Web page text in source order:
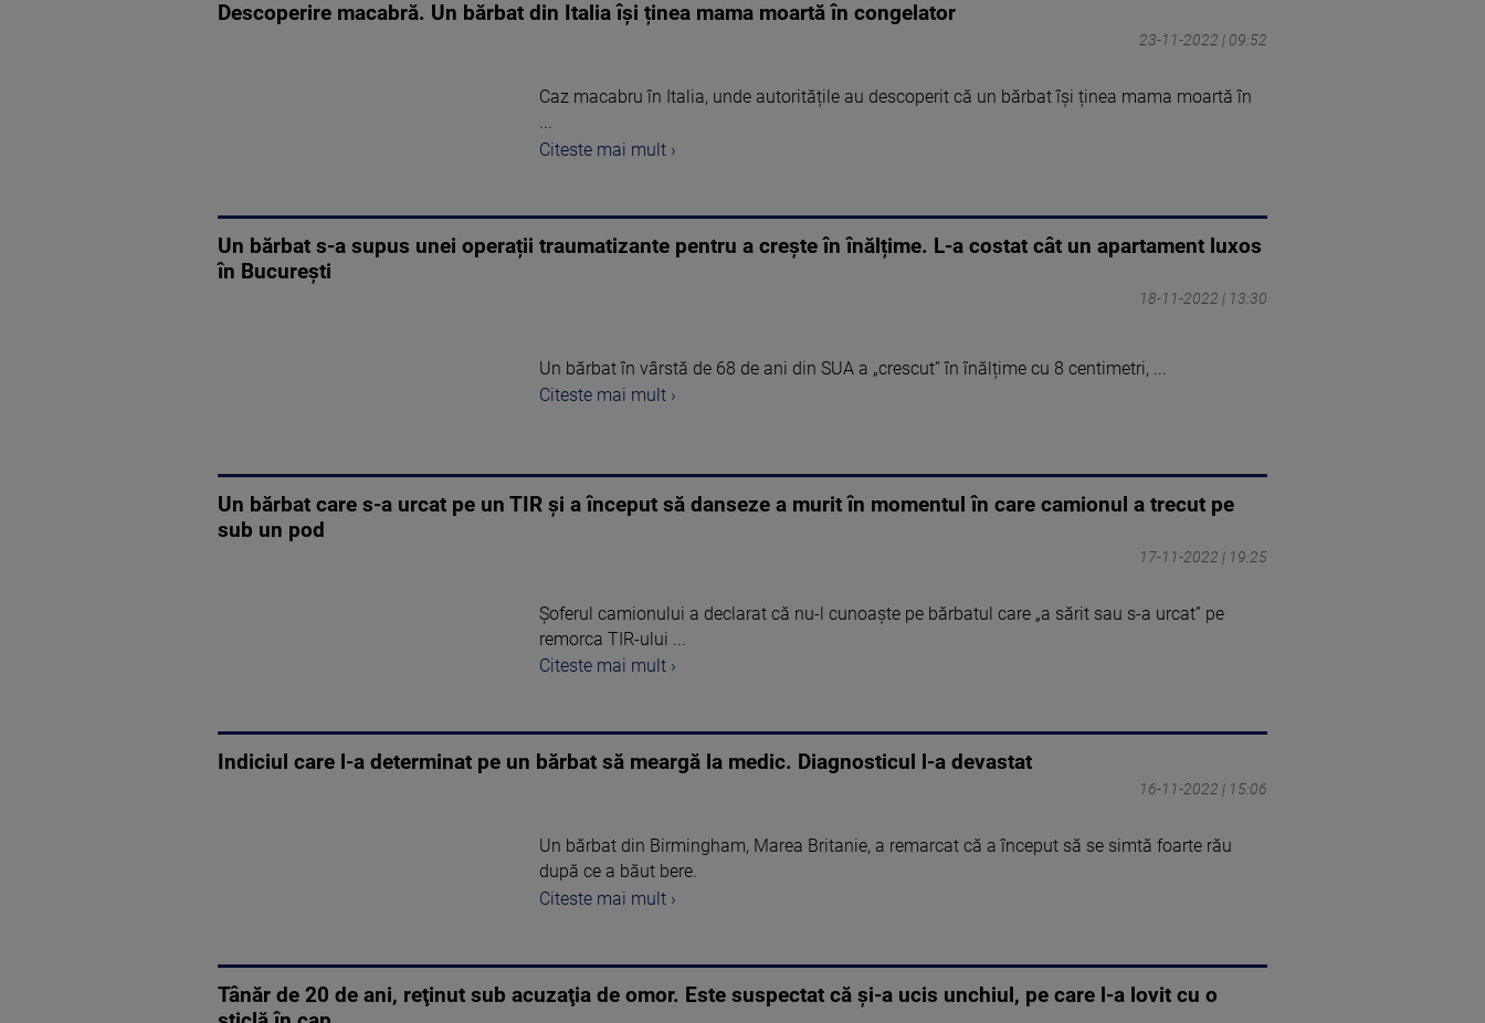
Descoperire macabră. Un bărbat din Italia își ținea mama moartă în congelator
23-11-2022 | 09:52
Caz macabru în Italia, unde autoritățile au descoperit că un bărbat își ținea mama moartă în
...
Citeste mai mult ›
Un bărbat s-a supus unei operații traumatizante pentru a crește în înălțime. L-a costat cât un apartament luxos
în București
18-11-2022 | 13:30
Un bărbat în vârstă de 68 de ani din SUA a „crescut” în înălțime cu 8 centimetri, ...
Citeste mai mult ›
Un bărbat care s-a urcat pe un TIR și a început să danseze a murit în momentul în care camionul a trecut pe
sub un pod
17-11-2022 | 19:25
Șoferul camionului a declarat că nu-l cunoaște pe bărbatul care „a sărit sau s-a urcat” pe
remorca TIR-ului ...
Citeste mai mult ›
Indiciul care l-a determinat pe un bărbat să meargă la medic. Diagnosticul l-a devastat
16-11-2022 | 15:06
Un bărbat din Birmingham, Marea Britanie, a remarcat că a început să se simtă foarte rău
după ce a băut bere.
Citeste mai mult ›
Tânăr de 20 de ani, reţinut sub acuzaţia de omor. Este suspectat că şi-a ucis unchiul, pe care l-a lovit cu o